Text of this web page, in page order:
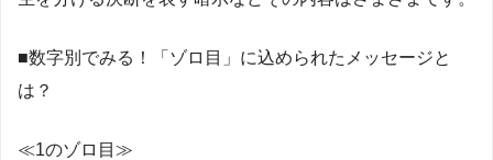
■数字別でみる！「ゾロ目」に込められたメッセージと
は？
≪1のゾロ目≫